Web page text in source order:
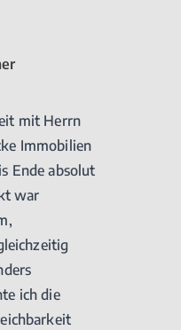
mit Herrn
Immobilien
Ende absolut
war
ich die